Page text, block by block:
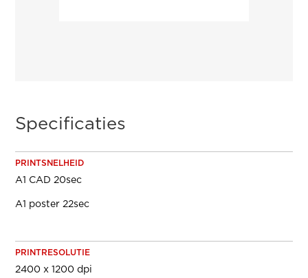
Specificaties
PRINTSNELHEID
A1 CAD 20sec
A1 poster 22sec
PRINTRESOLUTIE
2400 x 1200 dpi